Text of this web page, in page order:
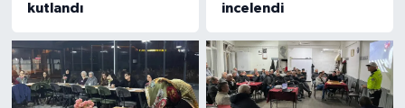
kutlandı
incelendi